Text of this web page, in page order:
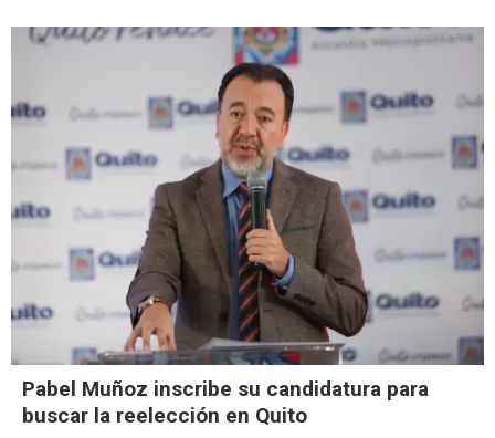
Pabel Muñoz inscribe su candidatura para
buscar la reelección en Quito